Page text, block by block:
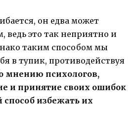
он едва может
ведь это так неприятно и
таким способом мы
в тупик, противодействуя
мнению психологов,
и принятие своих ошибок
избежать их